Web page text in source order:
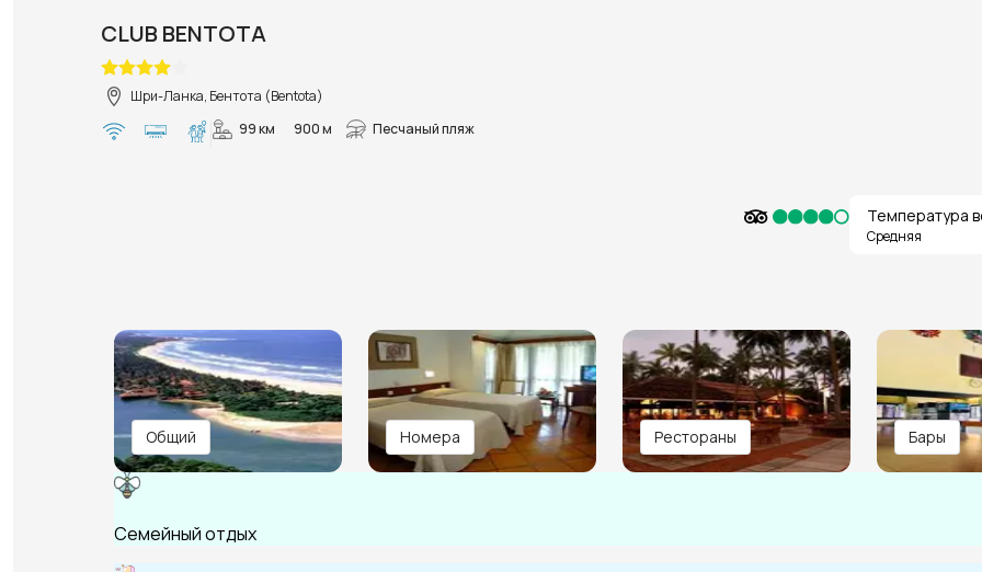
CLUB BENTOTA
Шри-Ланка, Бентота (Bentota)
99 км
900 м Песчаный пляж
Температура
Средняя
Общий Номера Рестораны Бары
Семейный отдых